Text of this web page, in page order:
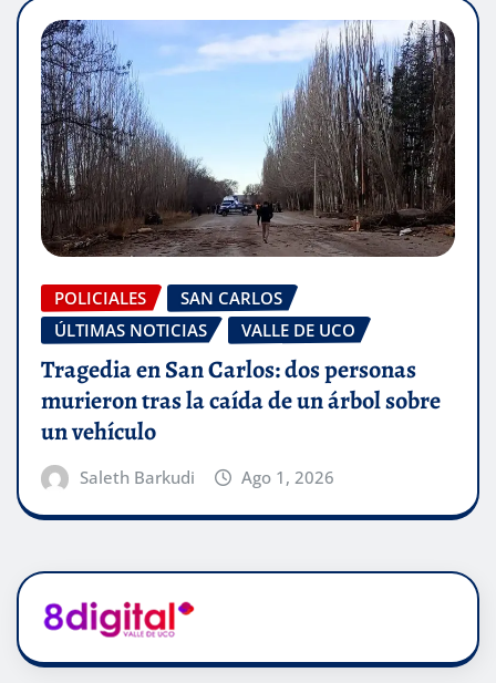
POLICIALES
SAN CARLOS
ÚLTIMAS NOTICIAS
VALLE DE UCO
Tragedia en San Carlos: dos personas
murieron tras la caída de un árbol sobre
un vehículo
Saleth Barkudi Ago 1, 2026